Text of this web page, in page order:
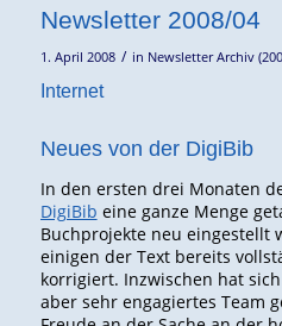
Newsletter 2008/04
1. April 2008 / in Newsletter Archiv
Internet
Neues von der DigiBib
In den ersten drei Monaten
DigiBib eine ganze Menge
Buchprojekte neu eingestellt
einigen der Text bereits
korrigiert. Inzwischen hat
aber sehr engagiertes Team